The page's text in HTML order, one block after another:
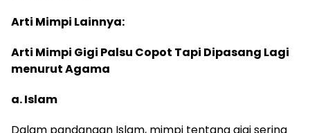
Arti Mimpi Lainnya:
Arti Mimpi Gigi Palsu Copot Tapi Dipasang Lagi
menurut Agama
a. Islam